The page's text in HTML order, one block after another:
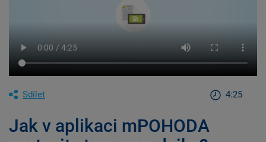
Sdílet 4:25
Jak v aplikaci mPOHODA